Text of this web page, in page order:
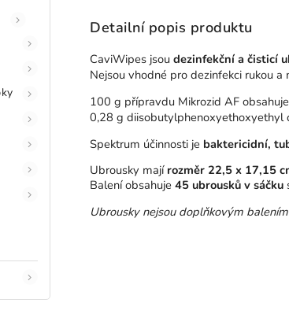
Detailní popis produktu
CaviWipes jsou dezinfekční a čisticí
Nejsou vhodné pro dezinfekci rukou
100 g přípravdu Mikrozid AF
0,28 g diisobutylphenoxyethoxyethyl
Spektrum účinnosti je baktericidní,
Ubrousky mají rozměr 22,5 x 17,15
Balení obsahuje 45 ubrousků v sáčku
Ubrousky nejsou doplňkovým